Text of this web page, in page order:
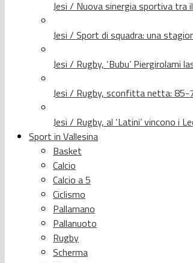
Jesi / Nuova sinergia sportiva tra
Jesi / Sport di squadra: una
Jesi / Rugby, ‘Bubu’ Piergirolami
Jesi / Rugby, sconfitta netta: 85-
Jesi / Rugby, al ‘Latini’ vincono i
Sport in Vallesina
Basket
Calcio
Calcio a 5
Ciclismo
Pallamano
Pallanuoto
Rugby
Scherma